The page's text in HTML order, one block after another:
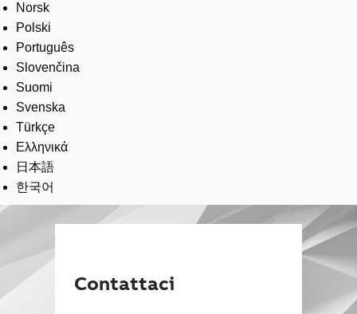
Norsk
Polski
Português
Slovenčina
Suomi
Svenska
Türkçe
Ελληνικά
日本語
한국어
Contattaci